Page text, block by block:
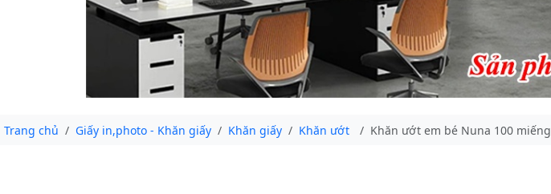
Trang chủ Giấy in,photo - Khăn giấy Khăn giấy Khăn ướt Khăn ướt em bé Nuna 100 miếng